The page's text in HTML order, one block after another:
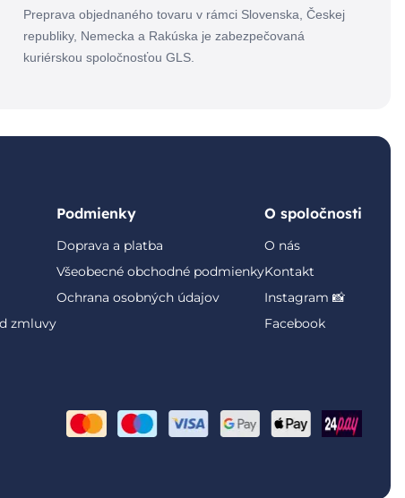
Preprava objednaného tovaru v rámci Slovenska, Českej
republiky, Nemecka a Rakúska je zabezpečovaná
kuriérskou spoločnosťou GLS.
zmluvy
Podmienky
Doprava a platba
Všeobecné obchodné podmienky
Ochrana osobných údajov
O spoločnosti
O nás
Kontakt
Instagram 📸
Facebook